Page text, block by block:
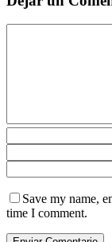
Save my name,
time I comment.